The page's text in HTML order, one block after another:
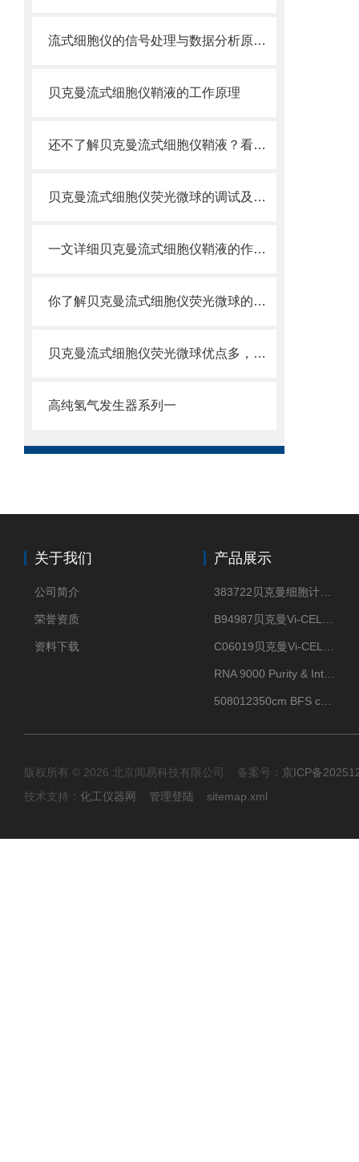
流式细胞仪的信号处理与数据分析原理分析
贝克曼流式细胞仪鞘液的工作原理
还不了解贝克曼流式细胞仪鞘液？看这里就对了！
贝克曼流式细胞仪荧光微球的调试及使用
一文详细贝克曼流式细胞仪鞘液的作用原理
你了解贝克曼流式细胞仪荧光微球的制备之怎样的吗
贝克曼流式细胞仪荧光微球优点多，实用效果好
高纯氢气发生器系列一
关于我们
公司简介
荣誉资质
资料下载
产品展示
版权所有 © 2026 北京闻易科技有限公司 备案号： 京ICP备
技术支持： 化工仪器网 管理登陆 sitemap.xml